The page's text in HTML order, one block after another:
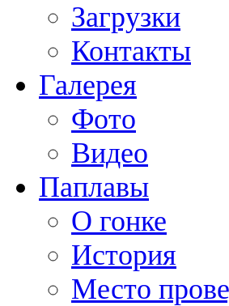
Загрузки
Контакты
Галерея
Фото
Видео
Паплавы
О гонке
История
Место